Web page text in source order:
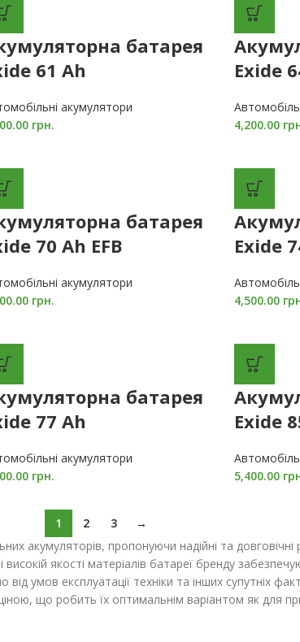
батарея
61 Ah
акумулятори
грн.
Exide
4,200.00
батарея
70 Ah EFB
акумулятори
грн.
Exide
4,500.00
батарея
77 Ah
акумулятори
грн.
Exide
5,400.00
1 2 3
→
акумуляторів, пропонуючи надійні та довговічні
якості матеріалів батареї бренду
умов експлуатації техніки та інших супутніх
що робить їх оптимальнім варіантом як для